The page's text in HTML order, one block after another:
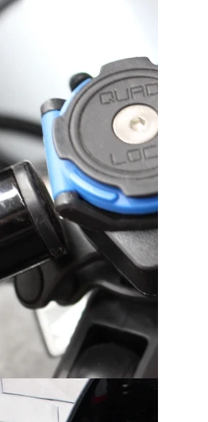
乗り出しまでに必要
総額を表示しており
来店予約」ボタンより